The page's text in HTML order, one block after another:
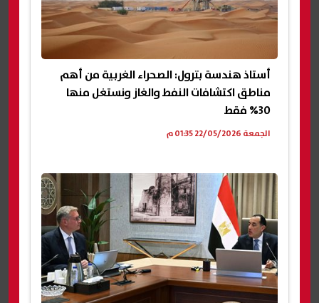
أستاذ هندسة بترول: الصحراء الغربية من أهم
مناطق اكتشافات النفط والغاز ونستغل منها
30% فقط
الجمعة 22/05/2026 01:35 م